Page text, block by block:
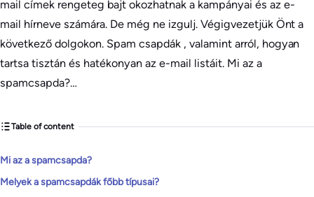
mail címek rengeteg bajt okozhatnak a kampányai és az e-
mail hírneve számára. De még ne izgulj. Végigvezetjük Önt a
következő dolgokon. Spam csapdák , valamint arról, hogyan
tartsa tisztán és hatékonyan az e-mail listáit. Mi az a
spamcsapda?…
Table of content
Mi az a spamcsapda?
Melyek a spamcsapdák főbb típusai?